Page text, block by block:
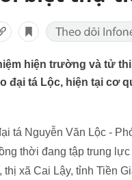
hiện trường và tử
đại tá Lộc, hiện tại cơ
tá Nguyễn Văn Lộc -
thời đang tập trung
xã Cai Lậy, tỉnh Tiền